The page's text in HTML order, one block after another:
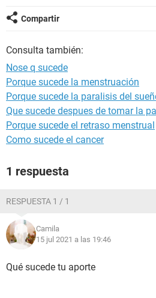
Compartir
Consulta también:
Nose q sucede
Porque sucede la menstruación
Porque sucede la paralisis del
Que sucede despues de tomar la
Porque sucede el retraso menstrual
Como sucede el cancer
1 respuesta
RESPUESTA 1 / 1
Camila
15 jul 2021 a las 19:46
Qué sucede tu aporte